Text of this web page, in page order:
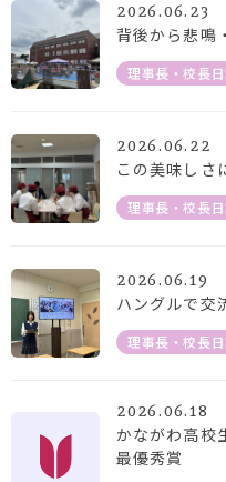
2026.06.23
背後から悲鳴
理事長・校長
2026.06.22
この美味しさ
理事長・校長
2026.06.19
ハングルで交
理事長・校長
2026.06.18
かながわ高校
最優秀賞